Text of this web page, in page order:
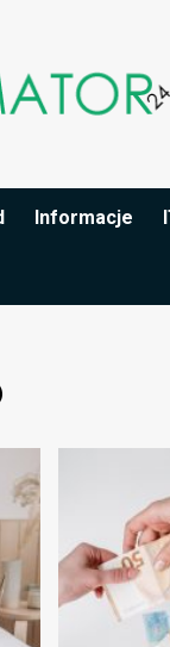
Informacje